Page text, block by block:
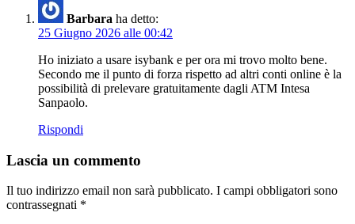
Barbara ha detto:
25 Giugno 2026 alle 00:42
Ho iniziato a usare isybank e per ora mi trovo molto bene.
Secondo me il punto di forza rispetto ad altri conti online è la
possibilità di prelevare gratuitamente dagli ATM Intesa
Sanpaolo.
Rispondi
Lascia un commento
Il tuo indirizzo email non sarà pubblicato. I campi obbligatori sono
contrassegnati *